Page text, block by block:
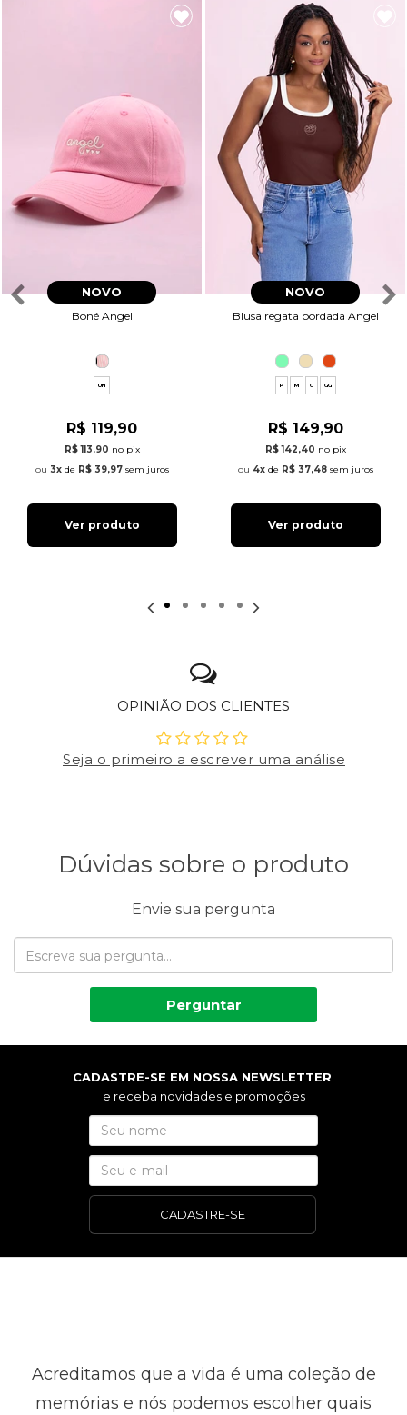
NOVO
Boné Angel
UN
R$ 119,90
R$ 113,90 no pix
3xde R$ 39,97sem juros
Ver produto
NOVO
Blusa regata bordada Angel
P M G GG
R$ 149,90
R$ 142,40 no pix
4xde R$ 37,48sem juros
Ver produto
OPINIÃO DOS CLIENTES
Seja o primeiro a escrever uma análise
Dúvidas sobre o produto
Envie sua pergunta
Perguntar
CADASTRE-SE EM NOSSA NEWSLETTER
e receba novidades e promoções
CADASTRE-SE
Acreditamos que a vida é uma coleção de
memórias e nós podemos escolher quais